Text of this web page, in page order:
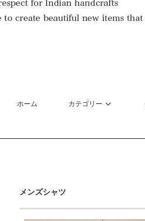
ホーム カテゴリー
メンズシャツ